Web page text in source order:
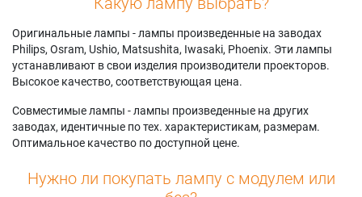
Оригинальные лампы - лампы произведенные на заводах
Philips, Osram, Ushio, Matsushita, Iwasaki, Phoenix. Эти лампы
устанавливают в свои изделия производители проекторов.
Высокое качество, соответствующая цена.
Совместимые лампы - лампы произведенные на других
заводах, идентичные по тех. характеристикам, размерам.
Оптимальное качество по доступной цене.
Нужно ли покупать лампу с модулем или